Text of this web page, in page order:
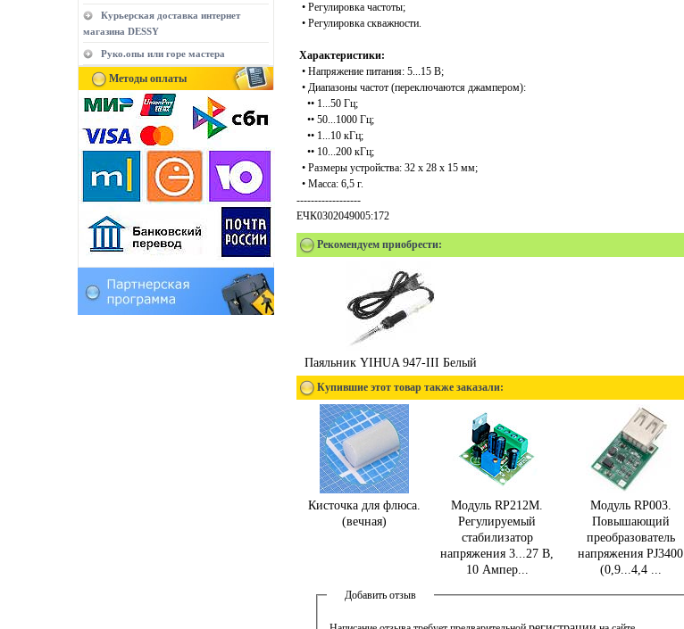
Курьерская доставка интернет
магазина DESSY
Руко.опы или горе мастера
Методы оплаты
• Регулировка частоты;
• Регулировка скважности.
Характеристики:
• Напряжение питания: 5...15 В;
• Диапазоны частот (переключаются джампером):
•• 1...50 Гц;
•• 50...1000 Гц;
•• 1...10 кГц;
•• 10...200 кГц;
• Размеры устройства: 32 x 28 x 15 мм;
• Масса: 6,5 г.
------------------
ЕЧК0302049005:172
Рекомендуем приобрести:
Паяльник YIHUA 947-III Белый
Купившие этот товар также заказали:
Кисточка для флюса.
(вечная)
Модуль RP212M.
Регулируемый
стабилизатор
напряжения 3...27 В,
10 Ампер...
Модуль RP003.
Повышающий
преобразователь
напряжения PJ3400
(0,9...4,4 ...
Добавить отзыв